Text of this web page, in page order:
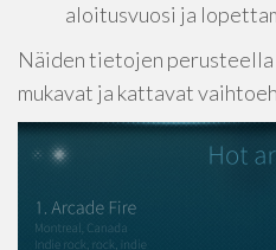
aloitusvuosi ja
Näiden tietojen
mukavat ja kattavat